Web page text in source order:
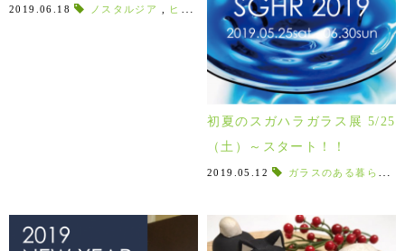
のLEDキャンドルライト！
2019.06.18 ノスタルジア ヒュッゲ , 新作,ゼロバイゼロ,LED照明
初夏のスガハラガラス展 5/25
（土）～スタート！！
2019.05.12 ガラスのある暮らし